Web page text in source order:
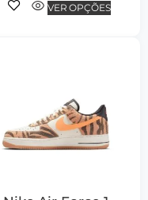
VER OPÇÕES